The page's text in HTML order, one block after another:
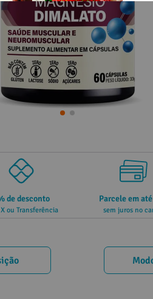
de desconto
ou Transferência
Parcele em
sem juros no